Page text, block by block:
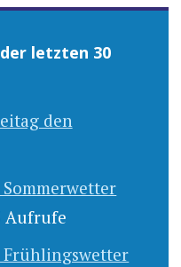
letzten 30
den
Aufrufe
Frühlingswetter